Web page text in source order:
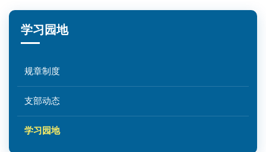
学习园地
规章制度
支部动态
学习园地